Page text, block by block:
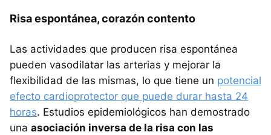
Risa espontánea, corazón contento
Las actividades que producen risa espontánea
pueden vasodilatar las arterias y mejorar la
flexibilidad de las mismas, lo que tiene un potencial
efecto cardioprotector que puede durar hasta 24
horas. Estudios epidemiológicos han demostrado
una asociación inversa de la risa con las